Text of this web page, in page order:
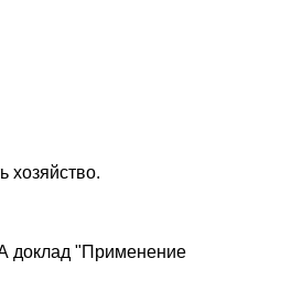
хозяйство.
доклад "Применение